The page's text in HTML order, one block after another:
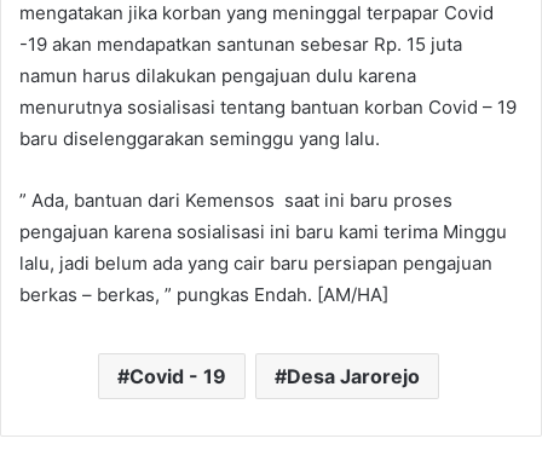
mengatakan jika korban yang meninggal terpapar Covid
-19 akan mendapatkan santunan sebesar Rp. 15 juta
namun harus dilakukan pengajuan dulu karena
menurutnya sosialisasi tentang bantuan korban Covid – 19
baru diselenggarakan seminggu yang lalu.
” Ada, bantuan dari Kemensos saat ini baru proses
pengajuan karena sosialisasi ini baru kami terima Minggu
lalu, jadi belum ada yang cair baru persiapan pengajuan
berkas – berkas, ” pungkas Endah. [AM/HA]
Covid - 19 Desa Jarorejo